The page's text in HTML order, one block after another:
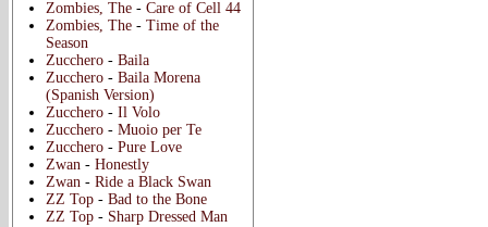
Zombies, The - Care of Cell 44
Zombies, The - Time of the
Season
Zucchero - Baila
Zucchero - Baila Morena
(Spanish Version)
Zucchero - Il Volo
Zucchero - Muoio per Te
Zucchero - Pure Love
Zwan - Honestly
Zwan - Ride a Black Swan
ZZ Top - Bad to the Bone
ZZ Top - Sharp Dressed Man